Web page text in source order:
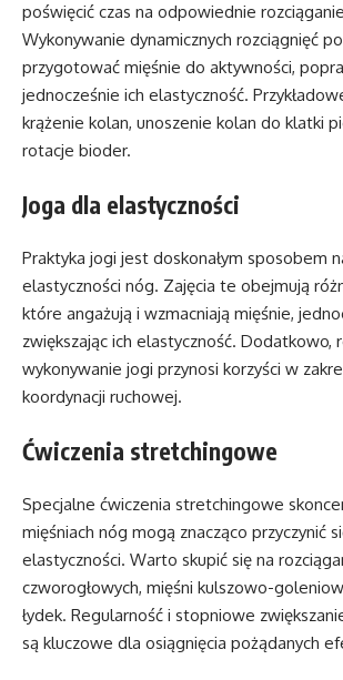
poświęcić czas na odpowiednie
Wykonywanie dynamicznych rozciągnięć
przygotować mięśnie do aktywności,
jednocześnie ich elastyczność.
krążenie kolan, unoszenie kolan do klatki
rotacje bioder.
Joga dla elastyczności
Praktyka jogi jest doskonałym sposobem
elastyczności nóg. Zajęcia te obejmują
które angażują i wzmacniają mięśnie,
zwiększając ich elastyczność. Dodatkowo,
wykonywanie jogi przynosi korzyści w
koordynacji ruchowej.
Ćwiczenia stretchingowe
Specjalne ćwiczenia stretchingowe
mięśniach nóg mogą znacząco przyczynić
elastyczności. Warto skupić się na
czworogłowych, mięśni kulszowo-
łydek. Regularność i stopniowe
są kluczowe dla osiągnięcia pożądanych